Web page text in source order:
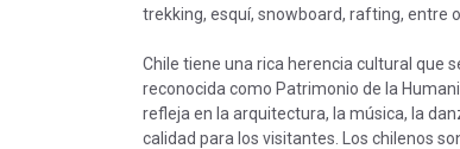
trekking, esquí, snowboard, rafting, entre
Chile tiene una rica herencia cultural que
reconocida como Patrimonio de la
refleja en la arquitectura, la música, la
calidad para los visitantes. Los chilenos